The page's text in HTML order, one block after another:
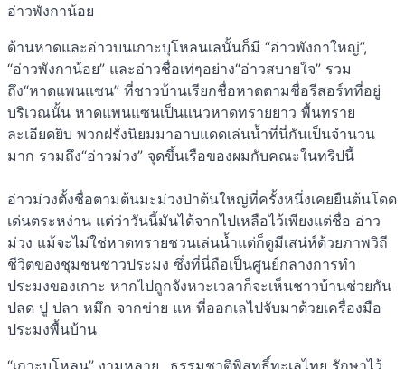
อ่าวพังกาน้อย
ด้านหาดและอ่าวบนเกาะบุโหลนเลนั้นก็มี “อ่าวพังกาใหญ่”,
“อ่าวพังกาน้อย” และอ่าวชื่อเท่ๆอย่าง“อ่าวสบายใจ” รวม
ถึง“หาดแพนแซน” ที่ชาวบ้านเรียกชื่อหาดตามชื่อรีสอร์ทที่อยู่
บริเวณนั้น หาดแพนแซนเป็นแนวหาดทรายยาว พื้นทราย
ละเอียดยิบ พวกฝรั่งนิยมมาอาบแดดเล่นน้ำที่นี่กันเป็นจำนวน
มาก รวมถึง“อ่าวม่วง” จุดขึ้นเรือของผมกับคณะในทริปนี้
อ่าวม่วงตั้งชื่อตามต้นมะม่วงป่าต้นใหญ่ที่ครั้งหนึ่งเคยยืนต้นโดด
เด่นตระหง่าน แต่ว่าวันนี้มันได้จากไปเหลือไว้เพียงแต่ชื่อ อ่าว
ม่วง แม้จะไม่ใช่หาดทรายชวนเล่นน้ำแต่ก็ดูมีเสน่ห์ด้วยภาพวิถี
ชีวิตของชุมชนชาวประมง ซึ่งที่นี่ถือเป็นศูนย์กลางการทำ
ประมงของเกาะ หากไปถูกจังหวะเวลาก็จะเห็นชาวบ้านช่วยกัน
ปลด ปู ปลา หมึก จากข่าย แห ที่ออกเลไปจับมาด้วยเครื่องมือ
ประมงพื้นบ้าน
“เกาะบุโหลน” งามหลาย...ธรรมชาติพิสุทธิ์ทะเลไทย รักษาไว้